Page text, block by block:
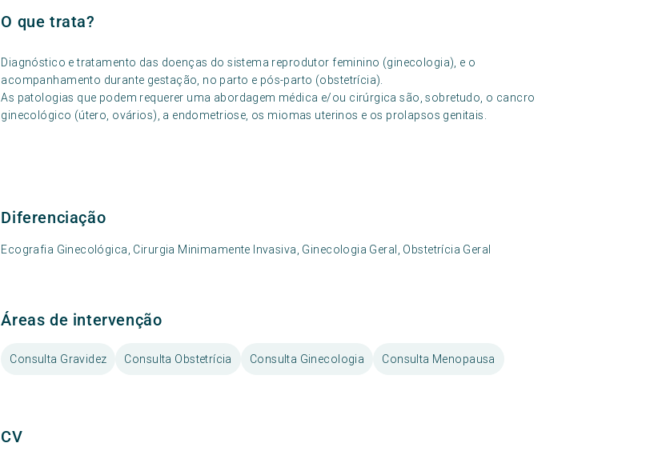
O que trata?
Diagnóstico e tratamento das doenças do sistema reprodutor feminino (ginecologia), e o
acompanhamento durante gestação, no parto e pós-parto (obstetrícia).
As patologias que podem requerer uma abordagem médica e/ou cirúrgica são, sobretudo, o cancro
ginecológico (útero, ovários), a endometriose, os miomas uterinos e os prolapsos genitais.
Diferenciação
Ecografia Ginecológica, Cirurgia Minimamente Invasiva, Ginecologia Geral, Obstetrícia Geral
Áreas de intervenção
Consulta Gravidez Consulta Obstetrícia Consulta Ginecologia Consulta Menopausa
CV